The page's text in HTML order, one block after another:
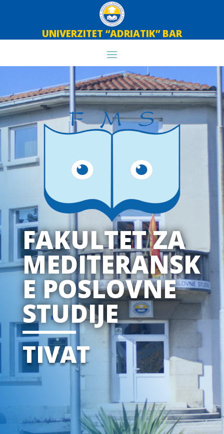
UNIVERZITET “ADRIATIK” BAR
FAKULTET ZA
MEDITERANSK
E POSLOVNE
STUDIJE
TIVAT